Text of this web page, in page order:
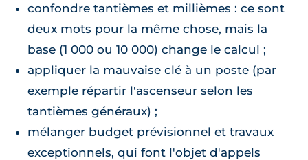
confondre tantièmes et millièmes : ce sont
deux mots pour la même chose, mais la
base (1 000 ou 10 000) change le calcul ;
appliquer la mauvaise clé à un poste (par
exemple répartir l'ascenseur selon les
tantièmes généraux) ;
mélanger budget prévisionnel et travaux
exceptionnels, qui font l'objet d'appels